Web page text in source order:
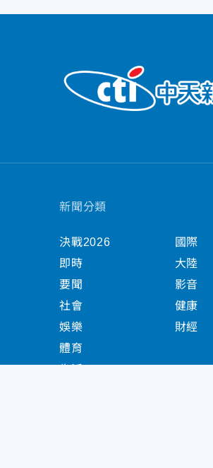
新聞分類
決戰2026
即時
要聞
社會
娛樂
體育
國際
大陸
影音
健康
財經